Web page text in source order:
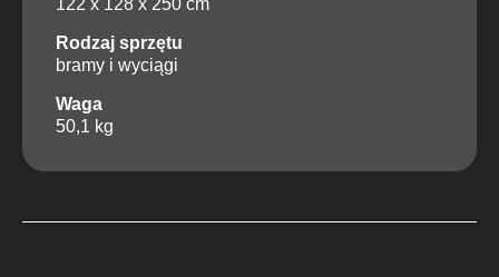
Rodzaj sprzętu
bramy i wyciągi
Waga
50,1 kg